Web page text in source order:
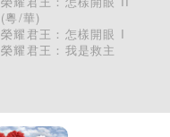
(粵/華)
榮耀君王：怎樣開眼 I
榮耀君王：我是救主